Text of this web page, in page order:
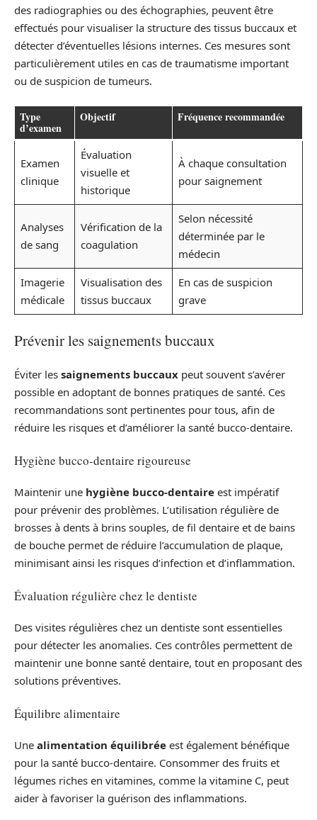
des radiographies ou des échographies, peuvent être
effectués pour visualiser la structure des tissus buccaux et
détecter d’éventuelles lésions internes. Ces mesures sont
particulièrement utiles en cas de traumatisme important
ou de suspicion de tumeurs.
Type
d’examen
Objectif Fréquence recommandée
Examen
clinique
Évaluation
visuelle et
historique
À chaque consultation
pour saignement
Analyses
de sang
Vérification de la
coagulation
Selon nécessité
déterminée par le
médecin
Imagerie
médicale
Visualisation des
tissus buccaux
En cas de suspicion
grave
Prévenir les saignements buccaux
Éviter les saignements buccaux peut souvent s’avérer
possible en adoptant de bonnes pratiques de santé. Ces
recommandations sont pertinentes pour tous, afin de
réduire les risques et d’améliorer la santé bucco-dentaire.
Hygiène bucco-dentaire rigoureuse
Maintenir une hygiène bucco-dentaire est impératif
pour prévenir des problèmes. L’utilisation régulière de
brosses à dents à brins souples, de fil dentaire et de bains
de bouche permet de réduire l’accumulation de plaque,
minimisant ainsi les risques d’infection et d’inflammation.
Évaluation régulière chez le dentiste
Des visites régulières chez un dentiste sont essentielles
pour détecter les anomalies. Ces contrôles permettent de
maintenir une bonne santé dentaire, tout en proposant des
solutions préventives.
Équilibre alimentaire
Une alimentation équilibrée est également bénéfique
pour la santé bucco-dentaire. Consommer des fruits et
légumes riches en vitamines, comme la vitamine C, peut
aider à favoriser la guérison des inflammations.